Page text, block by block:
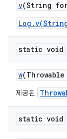
v(String
static void
w
제공된
static void